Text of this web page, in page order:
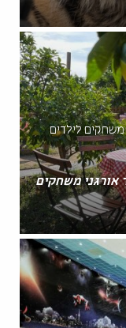
משחקים לילדים
אורגני משחקים